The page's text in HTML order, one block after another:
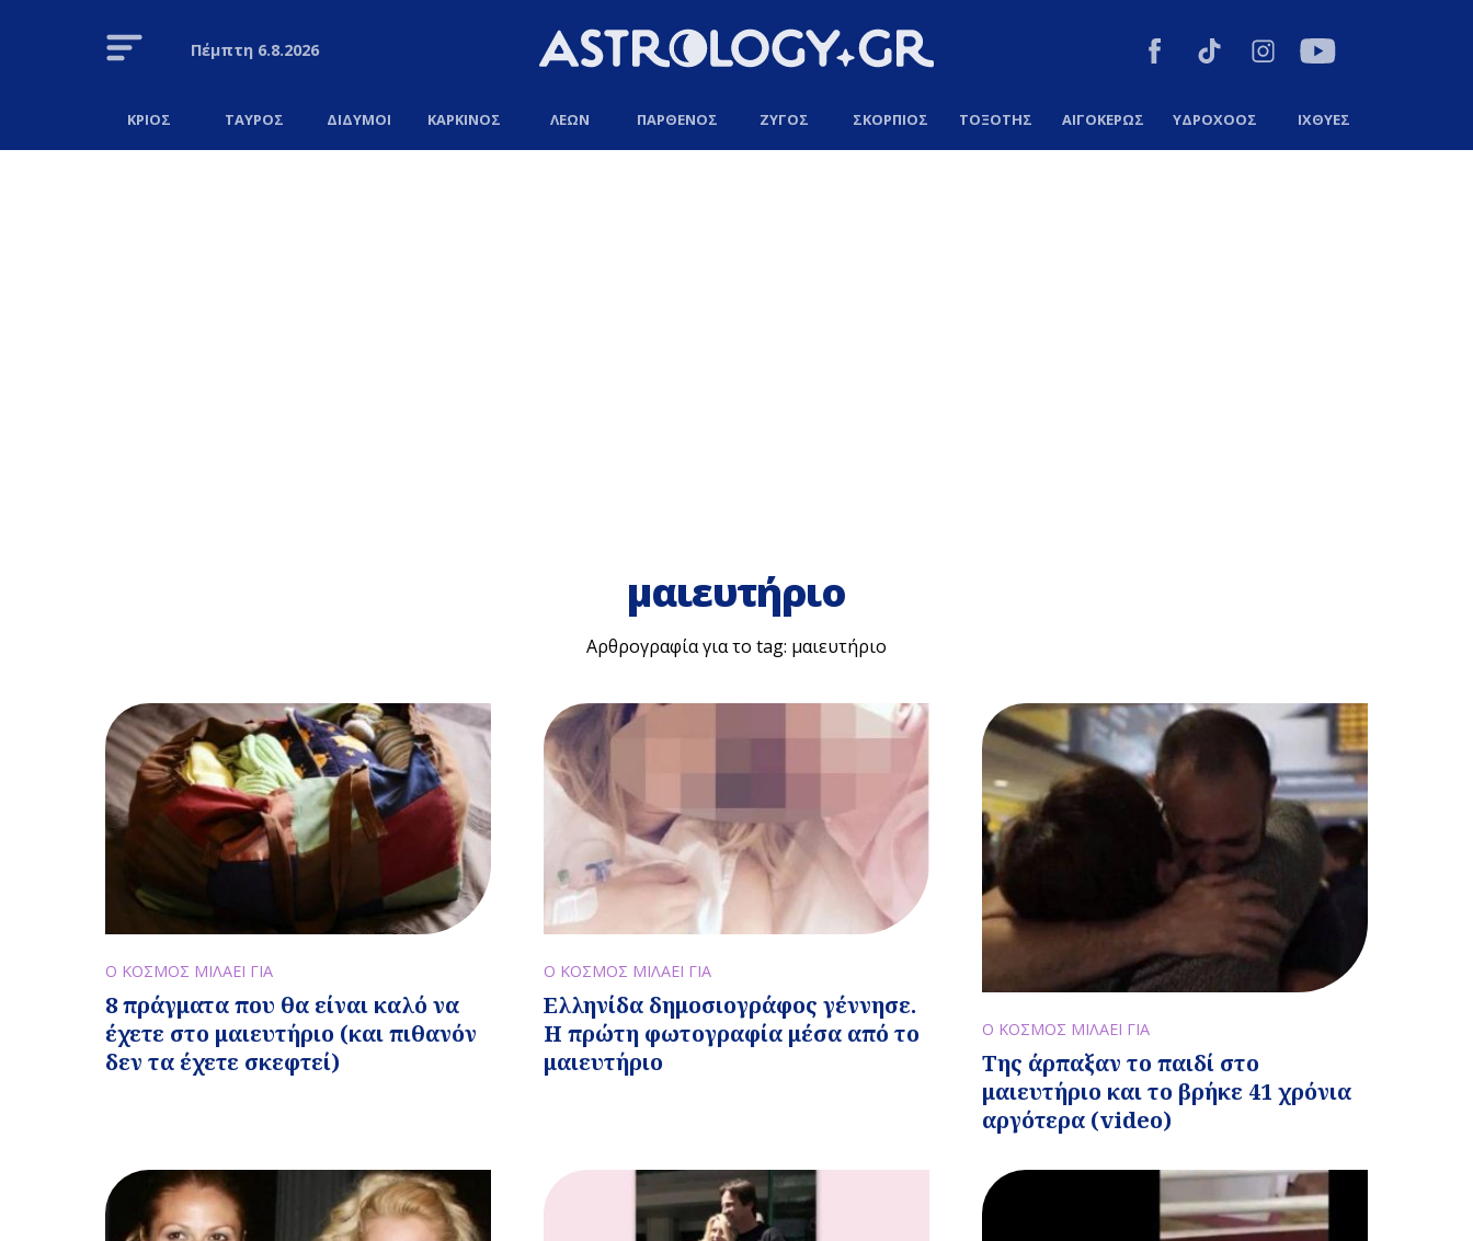
Πέμπτη6.8.2026
ΚΡΙΟΣ ΤΑΥΡΟΣ ΔΙΔΥΜΟΙ ΚΑΡΚΙΝΟΣ ΛΕΩΝ ΠΑΡΘΕΝΟΣ ΖΥΓΟΣ ΣΚΟΡΠΙΟΣ ΤΟΞΟΤΗΣ ΑΙΓΟΚΕΡΩΣ ΥΔΡΟΧΟΟΣ ΙΧΘΥΕΣ
μαιευτήριο
Αρθρογραφία για το tag: μαιευτήριο
Ο ΚΟΣΜΟΣ ΜΙΛΑΕΙ ΓΙΑ
8 πράγματα που θα είναι καλό να
έχετε στο μαιευτήριο (και πιθανόν
δεν τα έχετε σκεφτεί)
Ο ΚΟΣΜΟΣ ΜΙΛΑΕΙ ΓΙΑ
Ελληνίδα δημοσιογράφος γέννησε.
Η πρώτη φωτογραφία μέσα από το
μαιευτήριο
Ο ΚΟΣΜΟΣ ΜΙΛΑΕΙ ΓΙΑ
Της άρπαξαν το παιδί στο
μαιευτήριο και το βρήκε 41 χρόνια
αργότερα (video)